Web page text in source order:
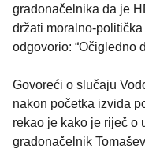
gradonačelnika da je
držati moralno-
odgovorio: “Očigledno
Govoreći o slučaju
nakon početka izvida
rekao je kako je riječ o
gradonačelnik